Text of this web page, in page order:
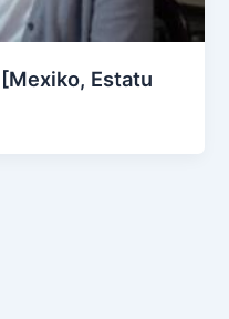
[Mexiko, Estatu